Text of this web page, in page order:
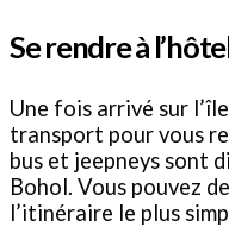
Se rendre à
Une fois arrivé sur
transport pour vous
bus et jeepneys sont
Bohol. Vous pouvez
l’itinéraire le plus